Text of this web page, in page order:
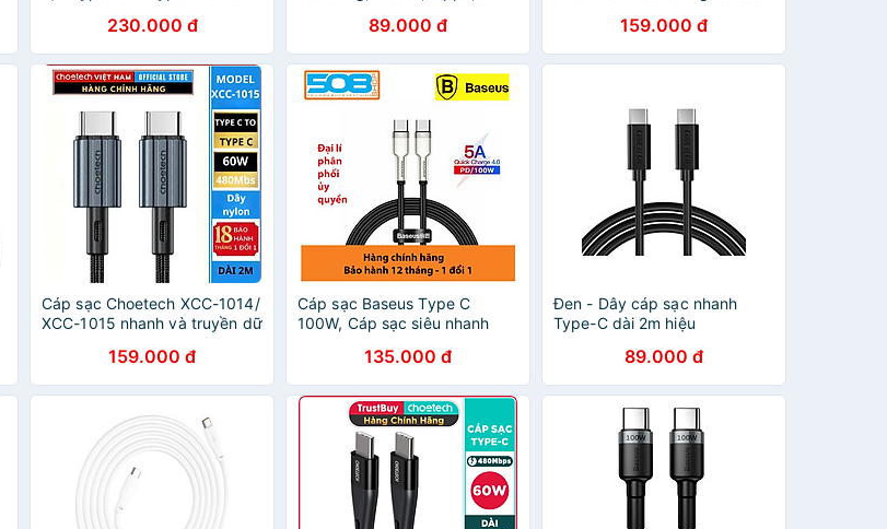
4K,PD100W,10Gbps - Hàng
chính hãng
230.000 đ
Type-C Hoco X14 Dây Dù
Siêu Bền - Hàng Chính Hãng
89.000 đ 159.000 đ
Cáp sạc Choetech XCC-1014/
XCC-1015 nhanh và truyền dữ
Series- Hàng chính hãng
159.000 đ
Cáp sạc Baseus Type C
100W, Cáp sạc siêu nhanh
Cable Type C to Type C
(100W) - Hàng nhập khẩu
135.000 đ
Đen - Dây cáp sạc nhanh
Type-C dài 2m hiệu
Type C PD truyền data tốc độ
cao cho Smartphone / Tablet /
Macbook / Laptop Type C
Hàng chính hãng
89.000 đ